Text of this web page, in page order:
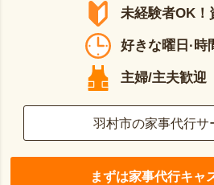
未経験者OK！
好きな曜日·時
主婦/主夫歓迎
羽村市の家事代行サ
まずは家事代行キャ